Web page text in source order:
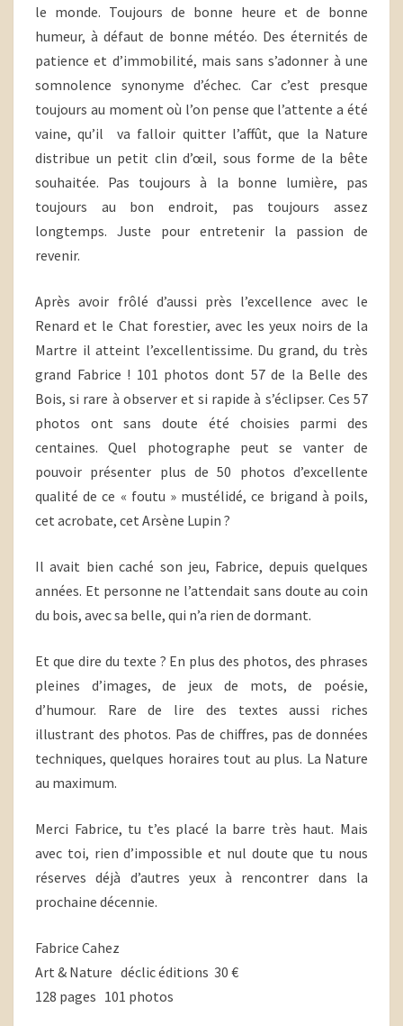
le monde. Toujours de bonne heure et de bonne
humeur, à défaut de bonne météo. Des éternités de
patience et d’immobilité, mais sans s’adonner à une
somnolence synonyme d’échec. Car c’est presque
toujours au moment où l’on pense que l’attente a été
vaine, qu’il va falloir quitter l’affût, que la Nature
distribue un petit clin d’œil, sous forme de la bête
souhaitée. Pas toujours à la bonne lumière, pas
toujours au bon endroit, pas toujours assez
longtemps. Juste pour entretenir la passion de
revenir.
Après avoir frôlé d’aussi près l’excellence avec le
Renard et le Chat forestier, avec les yeux noirs de la
Martre il atteint l’excellentissime. Du grand, du très
grand Fabrice ! 101 photos dont 57 de la Belle des
Bois, si rare à observer et si rapide à s’éclipser. Ces 57
photos ont sans doute été choisies parmi des
centaines. Quel photographe peut se vanter de
pouvoir présenter plus de 50 photos d’excellente
qualité de ce « foutu » mustélidé, ce brigand à poils,
cet acrobate, cet Arsène Lupin ?
Il avait bien caché son jeu, Fabrice, depuis quelques
années. Et personne ne l’attendait sans doute au coin
du bois, avec sa belle, qui n’a rien de dormant.
Et que dire du texte ? En plus des photos, des phrases
pleines d’images, de jeux de mots, de poésie,
d’humour. Rare de lire des textes aussi riches
illustrant des photos. Pas de chiffres, pas de données
techniques, quelques horaires tout au plus. La Nature
au maximum.
Merci Fabrice, tu t’es placé la barre très haut. Mais
avec toi, rien d’impossible et nul doute que tu nous
réserves déjà d’autres yeux à rencontrer dans la
prochaine décennie.
Fabrice Cahez
Art & Nature déclic éditions 30 €
128 pages 101 photos